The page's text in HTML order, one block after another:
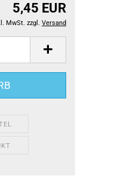
5,45 EUR
MwSt. zzgl. Versand